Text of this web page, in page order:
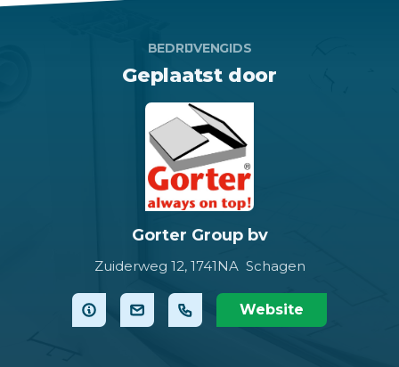
BEDRIJVENGIDS
Geplaatst door
Gorter Group bv
Zuiderweg 12, 1741NA Schagen
Website